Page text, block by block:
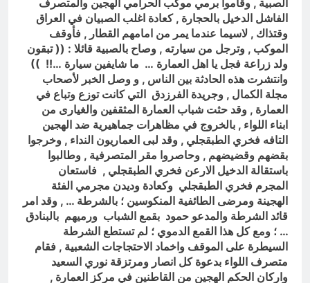
الصبية , وقاموا برمي موكب الحرامي الهجين والمتصرف
الفاشل الدخيل بالحجارة , كعادة اغلب الصبيان في العراق
وقتذاك , لاسيما عندما يمر من امامهم القطار , فأوقف
الموكب , وترجل من سيارته , وصاح بالصبية قائلا : (( تبقون
ولد زراعة فجل يا اهل العمارة … ما شايفين سيارة …!! ))
وانتشرت هذه الحادثة بين الناس , و وصل الخبر لأصحاب
مجلة الكمال , وجريدة الفرزدق التي كانت توزع وتباع في
العمارة , وقد حثت شباب العمارة المثقفين والغيارى من
ابناء اللواء , بالخروج في مظاهرات جماهيرية ضد الهجين
التافه فخري الطبقجلي , وقد لبى العماريون النداء , وخرجوا
بقضهم وقضيضهم , وحاصروا مقر المتصرفية , وطالبوا
باستقالة الدخيل الارعن فخري الطبقجلي , فاستعان
المجرم فخري الطبقجلي وكعادة وديدن مجرمي الفئة
الهجينة ومرضى الطائفية المنكوسين ؛ بالشرطة … , وقد امر
قائد الشرطة والمدعو حمود بقمع الشباب ورميهم بالبنادق
… ؛ ومع كل هذا القمع الدموي ؛ لم تستطع الشرطة
السيطرة على الموقف واخماد الاحتجاجات الشعبية , فقام
متصرف اللواء بدعوة كل انصار ومرتزقة نوري السعيد
واركان الحكم الهجين من القاطنين في مركز العمارة ,